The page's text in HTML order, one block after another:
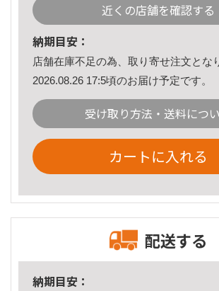
近くの店舗を確認する
納期目安：
店舗在庫不足の為、取り寄せ注文とな
2026.08.26 17:5頃のお届け予定です。
受け取り方法・送料につ
カートに入れる
配送する
納期目安：